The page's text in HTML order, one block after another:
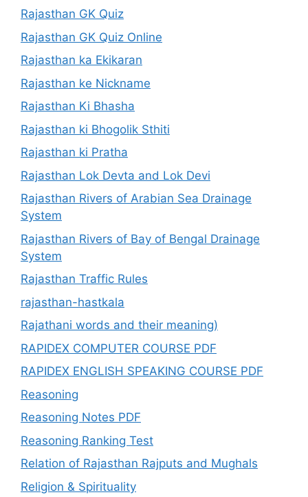
Rajasthan GK Quiz
Rajasthan GK Quiz Online
Rajasthan ka Ekikaran
Rajasthan ke Nickname
Rajasthan Ki Bhasha
Rajasthan ki Bhogolik Sthiti
Rajasthan ki Pratha
Rajasthan Lok Devta and Lok Devi
Rajasthan Rivers of Arabian Sea Drainage
System
Rajasthan Rivers of Bay of Bengal Drainage
System
Rajasthan Traffic Rules
rajasthan-hastkala
Rajathani words and their meaning)
RAPIDEX COMPUTER COURSE PDF
RAPIDEX ENGLISH SPEAKING COURSE PDF
Reasoning
Reasoning Notes PDF
Reasoning Ranking Test
Relation of Rajasthan Rajputs and Mughals
Religion & Spirituality